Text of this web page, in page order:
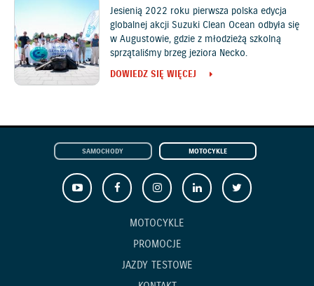
Jesienią 2022 roku pierwsza polska edycja
globalnej akcji Suzuki Clean Ocean odbyła się
w Augustowie, gdzie z młodzieżą szkolną
sprzątaliśmy brzeg jeziora Necko.
DOWIEDZ SIĘ WIĘCEJ
SAMOCHODY MOTOCYKLE
MOTOCYKLE
PROMOCJE
JAZDY TESTOWE